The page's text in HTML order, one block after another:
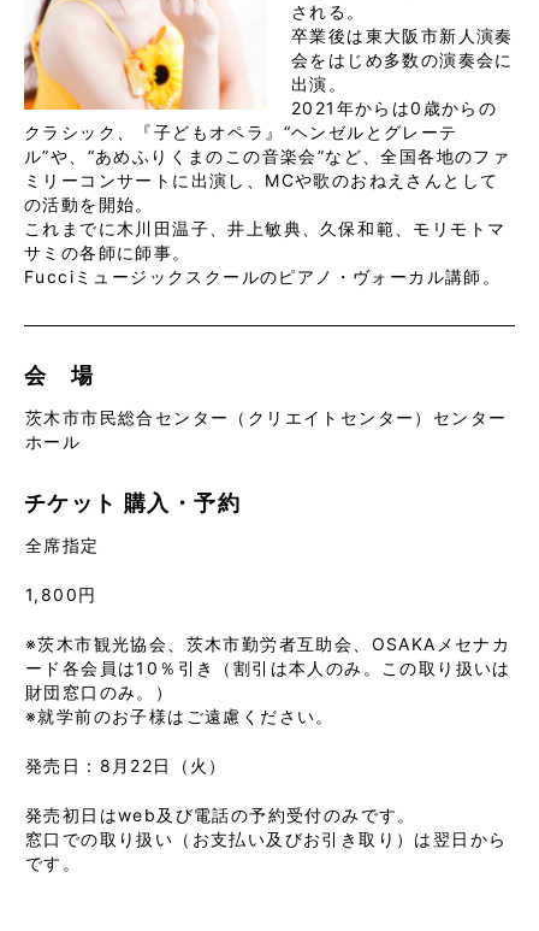
される。
卒業後は東大阪市新人演奏
会をはじめ多数の演奏会に
出演。
2021年からは0歳からの
クラシック、『子どもオペラ』“ヘンゼルとグレーテ
ル”や、“あめふりくまのこの音楽会”など、全国各地のファ
ミリーコンサートに出演し、MCや歌のおねえさんとして
の活動を開始。
これまでに木川田温子、井上敏典、久保和範、モリモトマ
サミの各師に師事。
Fucciミュージックスクールのピアノ・ヴォーカル講師。
会 場
茨木市市民総合センター（クリエイトセンター）センター
ホール
チケット 購入・予約
全席指定
1,800円
※茨木市観光協会、茨木市勤労者互助会、OSAKAメセナカ
ード各会員は10％引き（割引は本人のみ。この取り扱いは
財団窓口のみ。）
※就学前のお子様はご遠慮ください。
発売日：8月22日（火）
発売初日はweb及び電話の予約受付のみです。
窓口での取り扱い（お支払い及びお引き取り）は翌日から
です。